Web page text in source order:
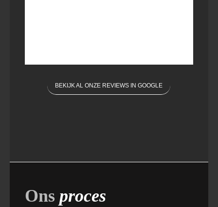
BEKIJK AL ONZE REVIEWS IN GOOGLE
Ons proces